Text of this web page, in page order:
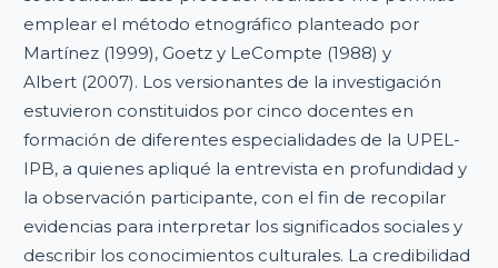
emplear el método etnográfico planteado por
Martínez (1999), Goetz y LeCompte (1988) y
Albert (2007). Los versionantes de la investigación
estuvieron constituidos por cinco docentes en
formación de diferentes especialidades de la UPEL-
IPB, a quienes apliqué la entrevista en profundidad y
la observación participante, con el fin de recopilar
evidencias para interpretar los significados sociales y
describir los conocimientos culturales. La credibilidad